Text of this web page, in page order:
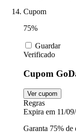
Cupom
75%
Guardar
Verificado
Cupom
Ver cupom
Regras
Expira em 11/
Garanta 75% de